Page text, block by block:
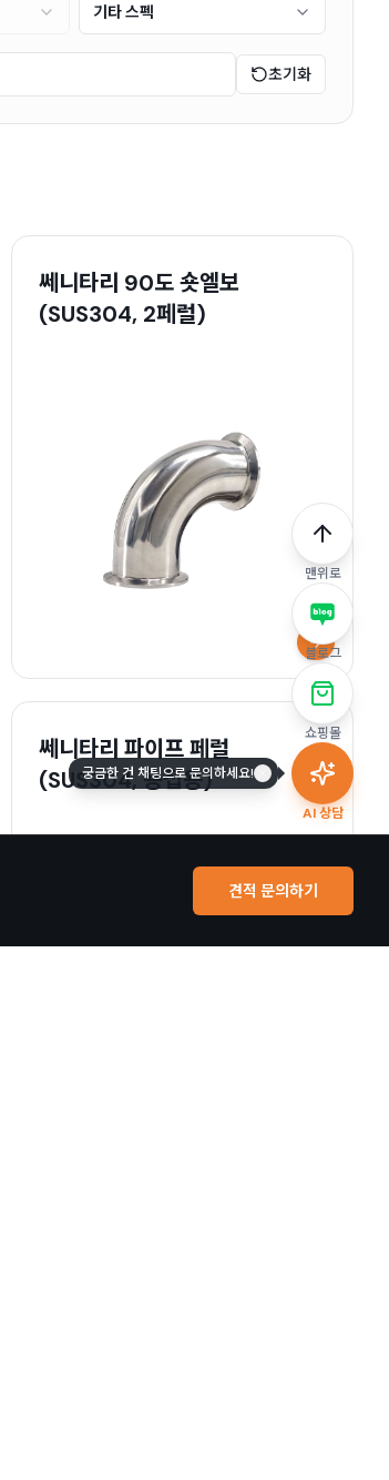
기타 스펙
초기화
쎄니타리 90도 숏엘보
(SUS304, 2페럴)
자세히 보기
쎄니타리 파이프 페럴
(SUS304, 용접용)
견적 문의하기
맨위로
블로그
쇼핑몰
궁금한 건 채팅으로 문의하세요!
AI 상담